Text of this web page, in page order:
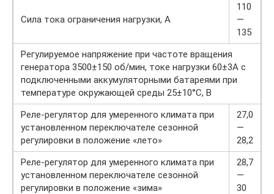
Сила тока ограничения нагрузки, А
110
—
135
Регулируемое напряжение при частоте вращения
генератора 3500±150 об/мин, токе нагрузки 60±3А с
подключенными аккумуляторными батареями при
температуре окружающей среды 25±10°С, В
Реле-регулятор для умеренного климата при
установленном переключателе сезонной
регулировки в положение «лето»
27,0
—
28,2
Реле-регулятор для умеренного климата при
установленном переключателе сезонной
регулировки в положение «зима»
28,7
—
30